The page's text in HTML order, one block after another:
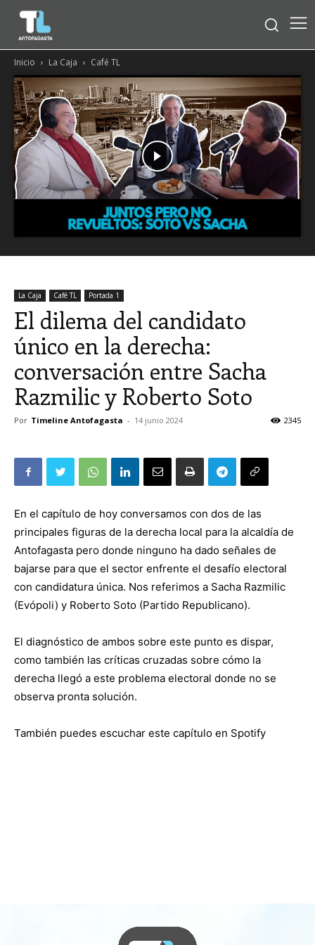
Inicio La Caja Café TL
La Caja Café TL Portada 1
El dilema del candidato
único en la derecha:
conversación entre Sacha
Razmilic y Roberto Soto
Por Timeline Antofagasta - 14 junio 2024 2345
En el capítulo de hoy conversamos con dos de las
principales figuras de la derecha local para la alcaldía de
Antofagasta pero donde ninguno ha dado señales de
bajarse para que el sector enfrente el desafío electoral
con candidatura única. Nos referimos a Sacha Razmilic
(Evópoli) y Roberto Soto (Partido Republicano).
El diagnóstico de ambos sobre este punto es dispar,
como también las críticas cruzadas sobre cómo la
derecha llegó a este problema electoral donde no se
observa pronta solución.
También puedes escuchar este capítulo en Spotify